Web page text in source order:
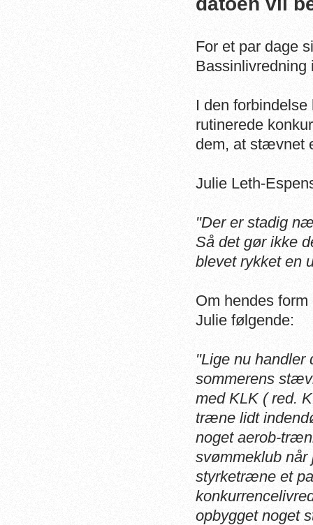
For et par dage
I den
rutinerede
dem, at stævnet
Julie Leth-
"Der er stadig
Så det gør ikke
blevet rykket en
Om hendes
Julie følgende:
"Lige nu handler
sommerens
med KLK ( red.
træne lidt
noget aerob-
svømmeklub når
styrketræne et
opbygget noget